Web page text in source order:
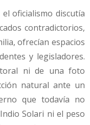
oficialismo discutía
contradictorios,
ofrecían espacios
y legisladores.
ni de una foto
natural ante un
que todavía no
Solari ni el peso